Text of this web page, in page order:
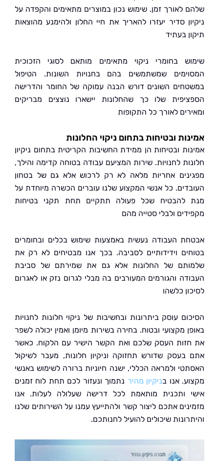
לאורך זמן. שימוש נכון במוצרים מתאימים והקפדה על
סדיר יעזרו להאריך את חיי החלון ולהימנע מהוצאות
בעתיד
בחומרי ניקוי מתאימים מותאם לסוגי הזכוכית
שמשתמשים בהם בחנויות השונות. הטיפול
השונים דורש הבנה עמוקה של החומר והדרישה
שלו כך שהחלונות יישארו נוצצים מבריקים
לאורך כל התקופות
ובטיחות בתחום ניקוי החלונות
ובטיחות הן ממידת החשיבות הקריטית בתחום ניקיון
לחנויות. שירות המציעם עבודה בטוחה קדימה והילך,
אחריות מלאה לא רק לרכוש אלא גם של בטחון
כל אנשי המקצוע שלנו עוברים הכשרה מיוחדת על
להבטיח שכל פעולה תתקיים תחת תקני בטיחות
ולבלי סטייה מהם
העבודה נעשית באמצעות שימוש בכלים ובחומרים
וידידותיים לסביבה. בכך אנו מבטיחים לא רק את
של החלונות אלא גם את שמירתם של סביבת
והגורמים המעורבים בה מבלי לגרום נזק או לאגרום
כלשהו
עוסק ביתרונות ובחשיבות של ניקוי חלונות לחנויות
מקצועי ובטוח. בחירה בשירות מיומן ואמין יכולה לשפר
העסק שלכם ואת הקשר הישיר עם הלקוח. כאשר
שדורש תחזוקה וניקיון חלונות, מעבר לשיקול
ולמראה הכללי, ישנה חיוניות ברורה לשימוש באנשי
אנו בניקיון מהירנתמוך ונעזור לכם תחת לוח זמנים
ותכנית מותאמת לכל דרישה שעלולה לעלות. אנו
אתכם ליצור קשר ולהתייעץ עמנו על השירותים שלנו
שיכולים להועיל לחנותכם.